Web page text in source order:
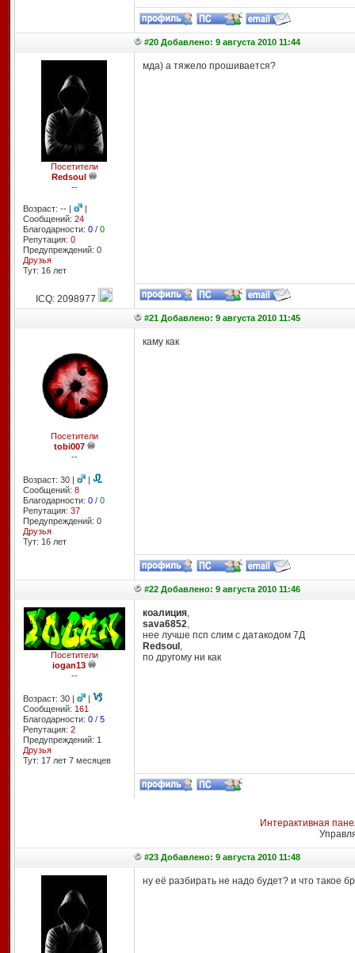
#20 Добавлено: 9 августа 2010 11:44
Посетители
Redsoul
--
Возраст: -- |
|
Сообщений: 24
Благодарности: 0/ 0
Репутация: 0
Предупреждений: 0
Друзья
Тут: 16 лет
мда) а тяжело прошивается?
ICQ: 2098977
#21 Добавлено: 9 августа 2010 11:45
Посетители
tobi007
--
Возраст: 30 |
|
Сообщений: 8
Благодарности: 0/ 0
Репутация: 37
Предупреждений: 0
Друзья
Тут: 16 лет
каму как
#22 Добавлено: 9 августа 2010 11:46
Посетители
iogan13
--
Возраст: 30 |
|
Сообщений: 161
Благодарности: 0/ 5
Репутация: 2
Предупреждений: 1
Друзья
Тут: 17 лет 7 месяцев
коалиция,
sava6852,
нее лучше псп слим с датакодом 7Д
Redsoul ,
по другому ни как
Интерактивная
#23 Добавлено: 9 августа 2010 11:48
ну её разбирать не надо будет? и что такое